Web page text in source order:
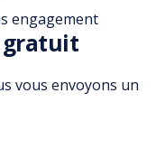
de
engagement
gratuit
vous envoyons un